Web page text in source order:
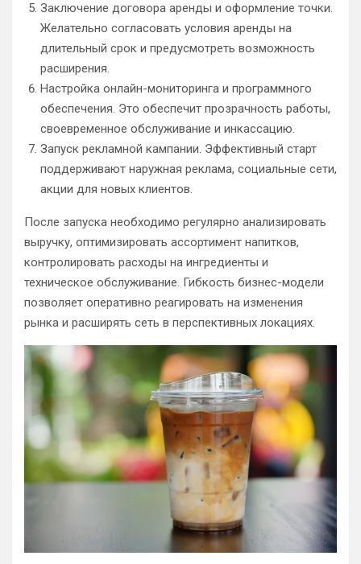
Заключение договора аренды и оформление точки.
Желательно согласовать условия аренды на
длительный срок и предусмотреть возможность
расширения.
Настройка онлайн-мониторинга и программного
обеспечения. Это обеспечит прозрачность работы,
своевременное обслуживание и инкассацию.
Запуск рекламной кампании. Эффективный старт
поддерживают наружная реклама, социальные сети,
акции для новых клиентов.
После запуска необходимо регулярно анализировать
выручку, оптимизировать ассортимент напитков,
контролировать расходы на ингредиенты и
техническое обслуживание. Гибкость бизнес-модели
позволяет оперативно реагировать на изменения
рынка и расширять сеть в перспективных локациях.